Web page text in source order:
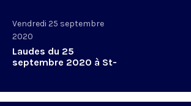
Vendredi 25 septembre
2020
Laudes du 25
septembre 2020 à St-